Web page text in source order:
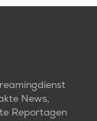
News,
Reportagen